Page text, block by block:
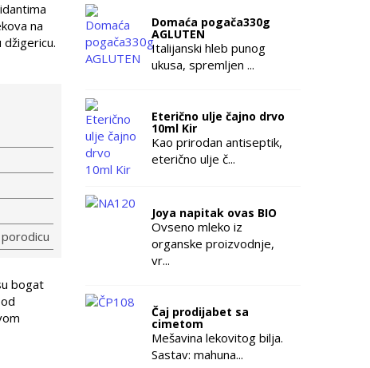
na
bogat
Domaća pogača330g
AGLUTEN
Italijanski hleb punog
ukusa, spremljen ...
Eterično ulje čajno drvo
10ml Kir
Kao prirodan antiseptik,
eterično ulje č...
Joya napitak ovas BIO
Ovseno mleko iz
organske proizvodnje,
vr...
Čaj prodijabet sa
cimetom
Mešavina lekovitog bilja.
Sastav: mahuna...